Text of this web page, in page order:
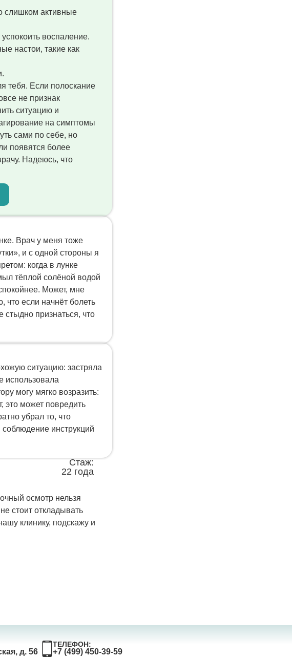
слишком активные
воспаление.
настои, такие как
тебя. Если полоскание
не признак
ситуацию и
на симптомы
сами по себе, но
появятся более
Надеюсь, что
Врач у меня тоже
и с одной стороны я
когда в лунке
тёплой солёной водой
Может, мне
если начнёт болеть
признаться, что
ситуацию: застряла
использовала
могу мягко возразить:
это может повредить
убрал то, что
инструкций
Стаж:
22 года
осмотр нельзя
стоит откладывать
клинику, подскажу и
д. 56
ТЕЛЕФОН:
+7 (499) 450-39-59